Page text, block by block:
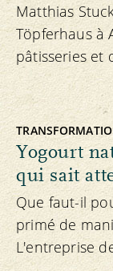
Matthias
Töpferhaus à
pâtisseries et
Yogourt
qui sait
Que faut-il
primé de
L'entreprise